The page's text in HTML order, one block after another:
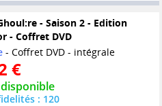
- Saison 2 - Edition
- Coffret DVD
- Coffret DVD - intégrale
€
: 120